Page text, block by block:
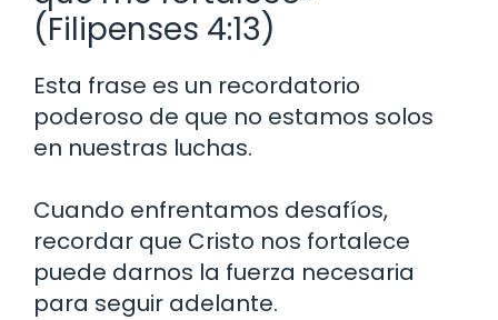
(Filipenses 4:13)
Esta frase es un recordatorio
poderoso de que no estamos solos
en nuestras luchas.
Cuando enfrentamos desafíos,
recordar que Cristo nos fortalece
puede darnos la fuerza necesaria
para seguir adelante.